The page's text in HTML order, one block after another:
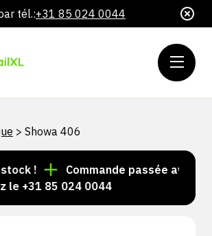
tél.:+31 85 024 0044
> Showa 406
!
Commande passée avant 15
+31 85 024 0044